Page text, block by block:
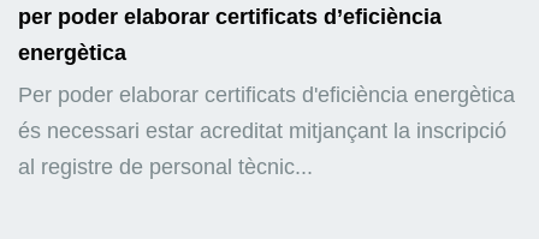
per poder elaborar certificats d’eficiència
energètica
Per poder elaborar certificats d'eficiència energètica
és necessari estar acreditat mitjançant la inscripció
al registre de personal tècnic...